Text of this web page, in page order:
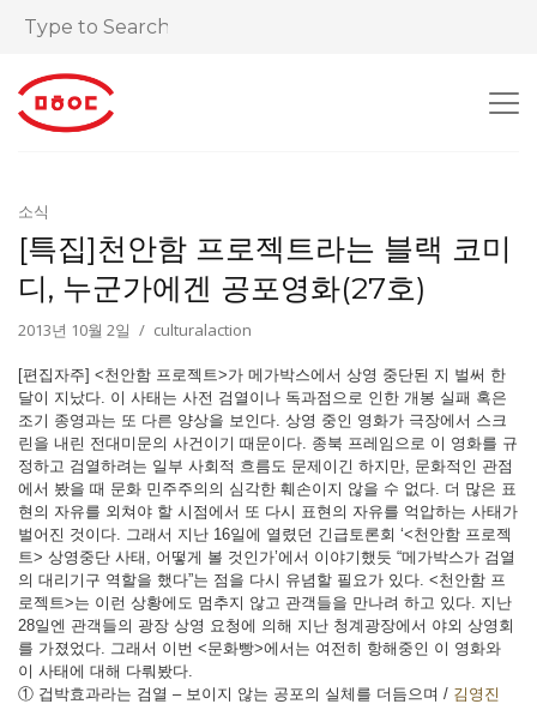
소식
[특집]천안함 프로젝트라는 블랙 코미
디, 누군가에겐 공포영화(27호)
2013년 10월 2일 culturalaction
[편집자주] <천안함 프로젝트>가 메가박스에서 상영 중단된 지 벌써 한
달이 지났다. 이 사태는 사전 검열이나 독과점으로 인한 개봉 실패 혹은
조기 종영과는 또 다른 양상을 보인다. 상영 중인 영화가 극장에서 스크
린을 내린 전대미문의 사건이기 때문이다. 종북 프레임으로 이 영화를 규
정하고 검열하려는 일부 사회적 흐름도 문제이긴 하지만, 문화적인 관점
에서 봤을 때 문화 민주주의의 심각한 훼손이지 않을 수 없다. 더 많은 표
현의 자유를 외쳐야 할 시점에서 또 다시 표현의 자유를 억압하는 사태가
벌어진 것이다. 그래서 지난 16일에 열렸던 긴급토론회 ‘<천안함 프로젝
트> 상영중단 사태, 어떻게 볼 것인가’에서 이야기했듯 “메가박스가 검열
의 대리기구 역할을 했다”는 점을 다시 유념할 필요가 있다. <천안함 프
로젝트>는 이런 상황에도 멈추지 않고 관객들을 만나려 하고 있다. 지난
28일엔 관객들의 광장 상영 요청에 의해 지난 청계광장에서 야외 상영회
를 가졌었다. 그래서 이번 <문화빵>에서는 여전히 항해중인 이 영화와
이 사태에 대해 다뤄봤다.
① 겁박효과라는 검열 – 보이지 않는 공포의 실체를 더듬으며 / 김영진